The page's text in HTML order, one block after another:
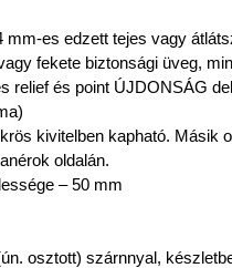
mm-es edzett tejes vagy
fekete biztonsági üveg,
relief és point ÚJDONSÁG
kivitelben kapható. Másik
oldalán.
– 50 mm
osztott) szárnnyal,